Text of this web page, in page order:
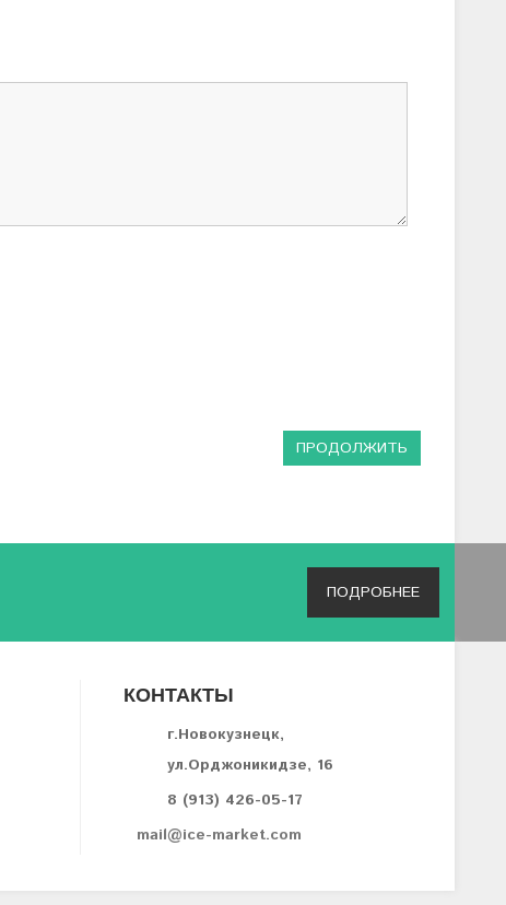
ПРОДОЛЖИТЬ
ПОДРОБНЕЕ
КОНТАКТЫ
г.Новокузнецк,
ул.Орджоникидзе, 16
8 (913) 426-05-17
mail@ice-market.com